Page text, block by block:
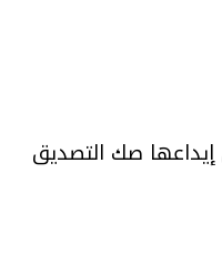
إيداعها صك التصديق